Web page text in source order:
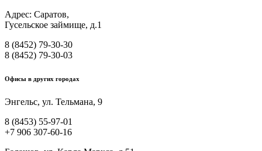
Адрес: Саратов,
Гусельское займище, д.1
8 (8452) 79-30-30
8 (8452) 79-30-03
Офисы в других городах
Энгельс, ул. Тельмана, 9
8 (8453) 55-97-01
+7 906 307-60-16